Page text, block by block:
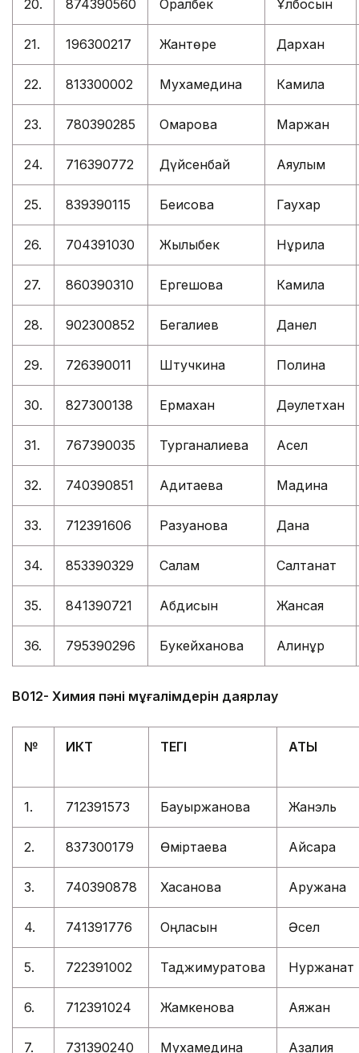
20. 874390560 Оралбек Ұлбосын
21. 196300217 Жантөре Дархан
22. 813300002 Мухамедина Камила
23. 780390285 Омарова Маржан
24. 716390772 Дүйсенбай Аяулым
25. 839390115 Беисова Гаухар
26. 704391030 Жылқыбек Нұрила
27. 860390310 Ергешова Камила
28. 902300852 Бегалиев Данел
29. 726390011 Штучкина Полина
30. 827300138 Ермахан Дәулетхан
31. 767390035 Турганалиева Асел
32. 740390851 Адитаева Мадина
33. 712391606 Разуанова Дана
34. 853390329 Салам Салтанат
35. 841390721 Абдисын Жансая
36. 795390296 Букейханова Алинұр
В012- Химия пәні мұғалімдерін даярлау
№ ИКТ ТЕГІ АТЫ
1. 712391573 Бауыржанова Жанэль
2. 837300179 Өміртаева Айсара
3. 740390878 Хасанова Аружана
4. 741391776 Оңласын Әсел
5. 722391002 Таджимуратова Нуржанат
6. 712391024 Жамкенова Аяжан
7. 731390240 Мухамедина Азалия